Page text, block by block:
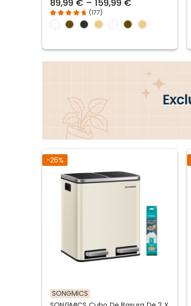
89,99 € – 159,99 €
(177)
-26%
SONGMICS